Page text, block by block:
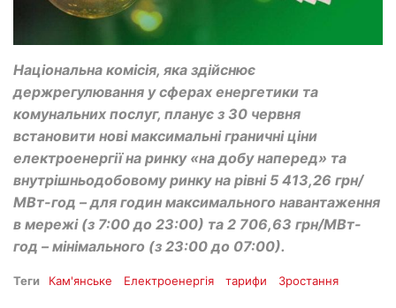
Національна комісія, яка здійснює
держрегулювання у сферах енергетики та
комунальних послуг, планує з 30 червня
встановити нові максимальні граничні ціни
електроенергії на ринку «на добу наперед» та
внутрішньодобовому ринку на рівні 5 413,26 грн/
МВт-год – для годин максимального навантаження
в мережі (з 7:00 до 23:00) та 2 706,63 грн/МВт-
год – мінімального (з 23:00 до 07:00).
Теги Кам'янське Електроенергія тарифи Зростання